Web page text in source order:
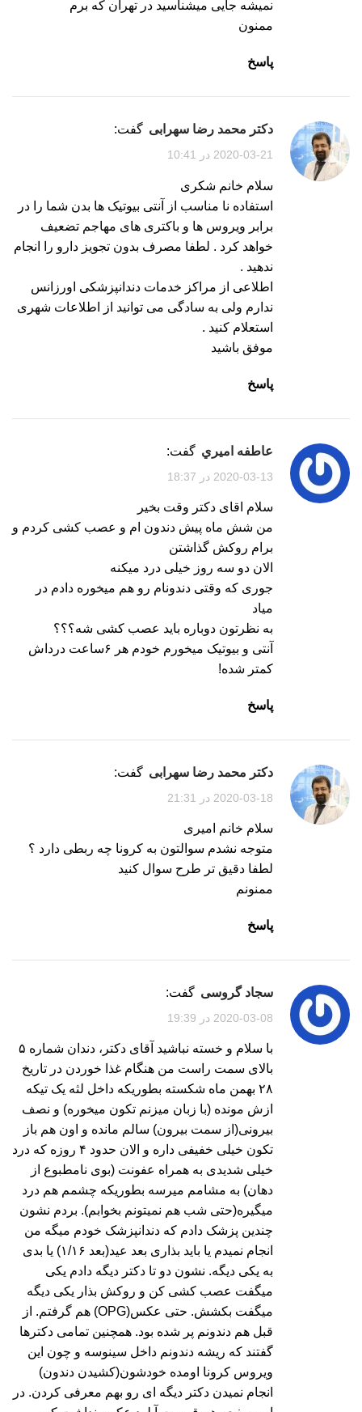
نمیشه جایی میشناسید در تهران که برم
ممنون
پاسخ
دکتر محمد رضا سهرابی گفت:
2020-03-21 در 10:41
سلام خانم شکری
استفاده نا مناسب از آنتی بیوتیک ها بدن شما را در
برابر ویروس ها و باکتری های مهاجم تضعیف
خواهد کرد . لطفا مصرف بدون تجویز دارو را انجام
ندهید .
اطلاعی از مراکز خدمات دندانپزشکی اورزانس
ندارم ولی به سادگی می توانید از اطلاعات شهری
استعلام کنید .
موفق باشید
پاسخ
عاطفه اميري گفت:
2020-03-13 در 18:37
سلام اقای دکتر وقت بخیر
من شش ماه پیش دندون ام و عصب کشی کردم و
برام روکش گذاشتن
الان دو سه روز خیلی درد میکنه
جوری که وقتی دندونام رو هم میخوره دادم در
میاد
به نظرتون دوباره باید عصب کشی شه؟؟؟
آنتی و بیوتیک میخورم خودم هر ۶ساعت درداش
کمتر شده!
پاسخ
دکتر محمد رضا سهرابی گفت:
2020-03-18 در 21:31
سلام خانم امیری
متوجه نشدم سوالتون به کرونا چه ربطی دارد ؟
لطفا دقیق تر طرح سوال کنید
ممنونم
پاسخ
سجاد گروسی گفت:
2020-03-08 در 19:39
با سلام و خسته نباشید آقای دکتر، دندان شماره ۵
بالای سمت راست من هنگام غذا خوردن در تاریخ
۲۸ بهمن ماه شکسته بطوریکه داخل لثه یک تیکه
ازش مونده (با زبان میزنم تکون میخوره) و نصف
بیرونی(از سمت بیرون) سالم مانده و اون هم باز
تکون خیلی خفیفی داره و الان حدود ۴ روزه که درد
خیلی شدیدی به همراه عفونت (بوی نامطبوع از
دهان) به مشامم میرسه بطوریکه چشمم هم درد
میگیره(حتی شب هم نمیتونم بخوابم). بردم نشون
چندین پزشک دادم که دندانپزشک خودم میگه من
انجام نمیدم یا باید بذاری بعد عید(بعد ۱/۱۶) یا بدی
به یکی دیگه. نشون دو تا دکتر دیگه دادم یکی
میگفت عصب کشی کن و روکش بذار یکی دیگه
میگفت بکشش. حتی عکس(OPG) هم گرفتم. از
قبل هم دندونم پر شده بود. همچنین تمامی دکترها
گفتند که ریشه دندونم داخل سینوسه و چون این
ویروس کرونا اومده خودشون(کشیدن دندون)
انجام نمیدن دکتر دیگه ای رو بهم معرفی کردن. در